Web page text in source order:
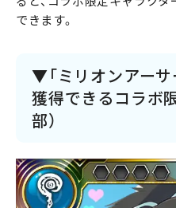
できます。
▼「ミリオンアーサ
獲得できるコラボ
部）